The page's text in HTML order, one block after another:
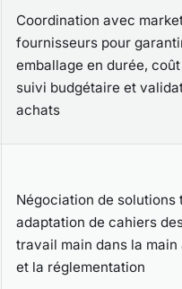
Coordination avec
fournisseurs pour
emballage en durée,
suivi budgétaire et
achats
Négociation de solutions
adaptation de cahiers
travail main dans la main
et la réglementation